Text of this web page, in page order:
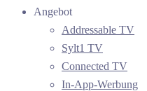
Angebot
Addressable TV
Sylt1 TV
Connected TV
In-App-Werbung